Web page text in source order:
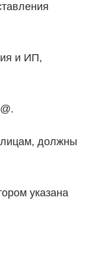
и ИП,
должны
указана